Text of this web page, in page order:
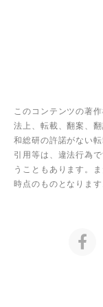
このコンテンツの著
法上、転載、翻案、
和総研の許諾がない
引用等は、違法行為
うこともあります。
時点のものとなります